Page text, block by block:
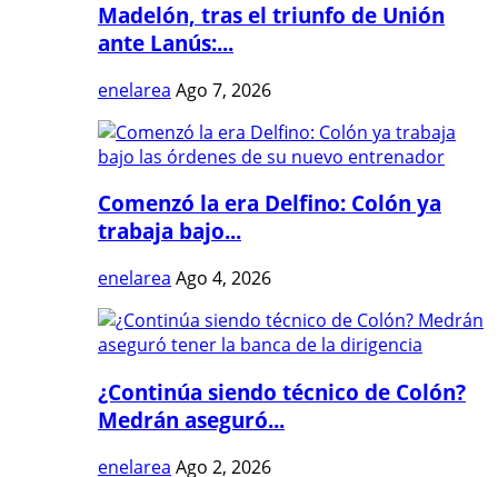
Madelón, tras el triunfo de Unión
ante Lanús:...
enelarea Ago 7, 2026
Comenzó la era Delfino: Colón ya
trabaja bajo...
enelarea Ago 4, 2026
¿Continúa siendo técnico de Colón?
Medrán aseguró...
enelarea Ago 2, 2026